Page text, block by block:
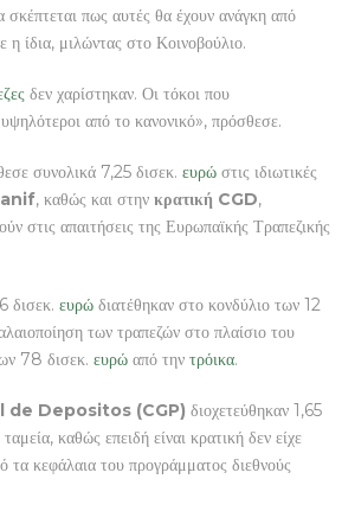
σκέπτεται πως αυτές θα έχουν ανάγκη από
η ίδια, μιλώντας στο Κοινοβούλιο.
δεν χαρίστηκαν. Οι τόκοι που
από το κανονικό», πρόσθεσε.
συνολικά 7,25 δισεκ. ευρώ στις ιδιωτικές
, καθώς και στην κρατική CGD,
στις απαιτήσεις της Ευρωπαϊκής Τραπεζικής
δισεκ. ευρώ διατέθηκαν στο κονδύλιο των 12
των τραπεζών στο πλαίσιο του
78 δισεκ. ευρώ από την τρόικα.
de Depositos (CGP) διοχετεύθηκαν 1,65
καθώς επειδή είναι κρατική δεν είχε
τα κεφάλαια του προγράμματος διεθνούς